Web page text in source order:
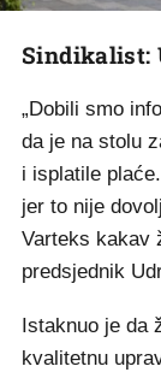
Sindikalist:
„Dobili smo
da je na stolu
i isplatile
jer to nije
Varteks kakav
predsjednik
Istaknuo je da
kvalitetnu